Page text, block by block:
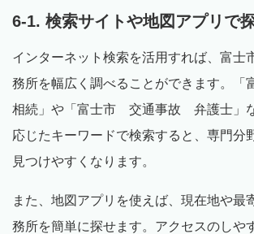
6-1. 検索サイトや地図アプリで
インターネット検索を活用すれば、富士
務所を幅広く調べることができます。
相続」や「富士市 交通事故 弁護士」
応じたキーワードで検索すると、専門分
見つけやすくなります。
また、地図アプリを使えば、現在地や最
務所を簡単に探せます。アクセスのしや